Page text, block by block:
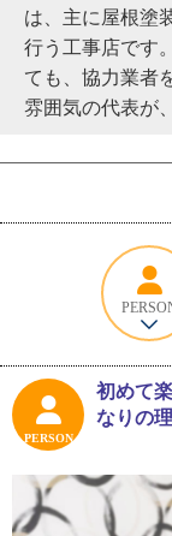
は、主に屋根塗
行う工事店です
ても、協力業者
雰囲気の代表が
PERSON
初めて
なりの